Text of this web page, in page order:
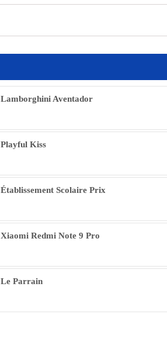
Lamborghini Aventador
Playful Kiss
Établissement Scolaire Prix
Xiaomi Redmi Note 9 Pro
Le Parrain